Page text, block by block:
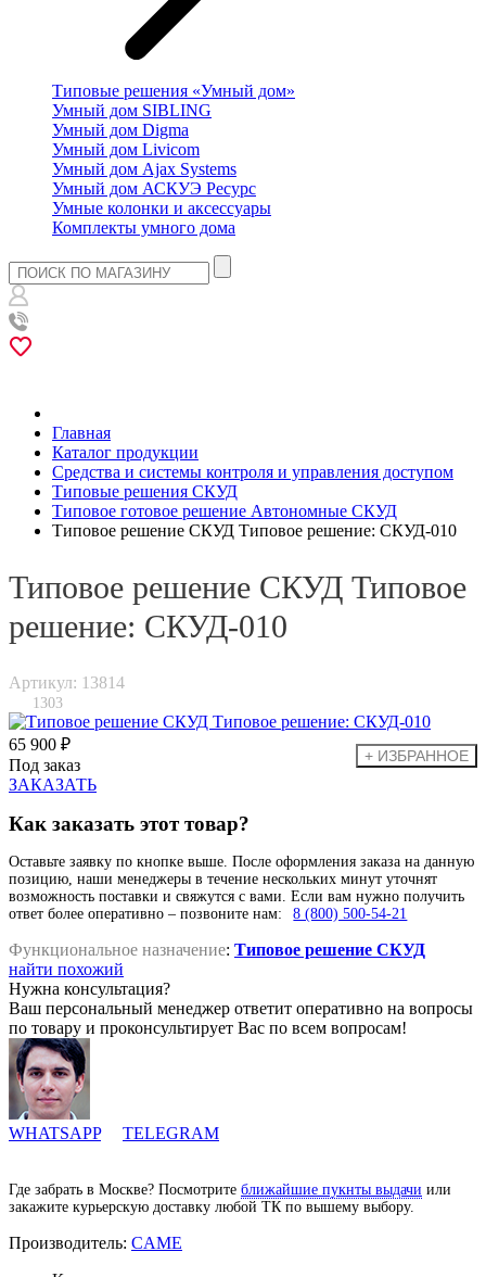
Типовые решения «Умный дом»
Умный дом SIBLING
Умный дом Digma
Умный дом Livicom
Умный дом Ajax Systems
Умный дом АСКУЭ Ресурс
Умные колонки и аксессуары
Комплекты умного дома
Главная
Каталог продукции
Средства и системы контроля и управления доступом
Типовые решения СКУД
Типовое готовое решение Автономные СКУД
Типовое решение СКУД Типовое решение: СКУД-010
Типовое решение СКУД Типовое
решение: СКУД-010
Артикул: 13814
1303
65 900 ₽
Под заказ
ЗАКАЗАТЬ
Как заказать этот товар?
Оставьте заявку по кнопке выше. После оформления заказа на данную
позицию, наши менеджеры в течение нескольких минут уточнят
возможность поставки и свяжутся с вами. Если вам нужно получить
ответ более оперативно – позвоните нам:
8 (800) 500-54-21
Функциональное назначение: Типовое решение СКУД
найти похожий
Нужна консультация?
Ваш персональный менеджер ответит оперативно на вопросы
по товару и проконсультирует Вас по всем вопросам!
WHATSAPP TELEGRAM
Где забрать в Москве? Посмотрите ближайшие пукнты выдачи или
закажите курьерскую доставку любой ТК по вышему выбору.
Производитель: CAME